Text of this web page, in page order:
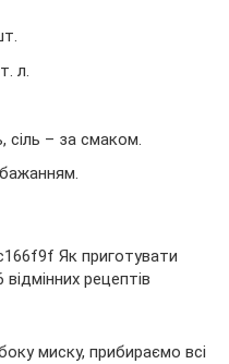
л.
сіль – за смаком.
миску, прибираємо всі